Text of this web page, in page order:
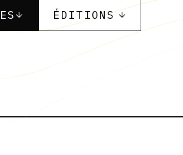
↓ ÉDITIONS ↓